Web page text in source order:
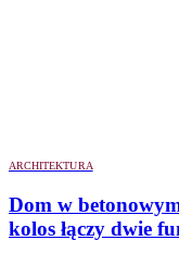
ARCHITEKTURA
Dom w
kolos łączy dwie